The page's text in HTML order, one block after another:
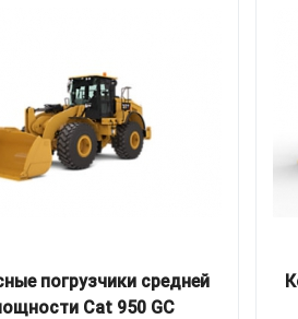
погрузчики средней
Cat 950 GC